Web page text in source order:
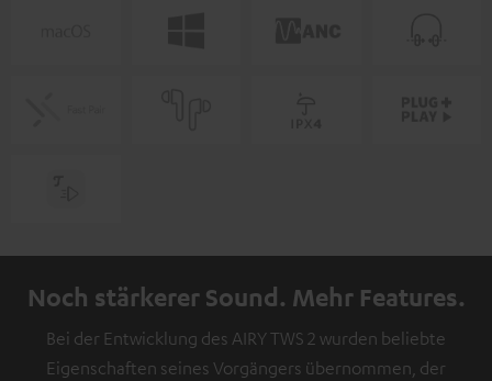
Noch stärkerer Sound. Mehr Features.
Bei der Entwicklung des AIRY TWS 2 wurden beliebte
Eigenschaften seines Vorgängers übernommen, der